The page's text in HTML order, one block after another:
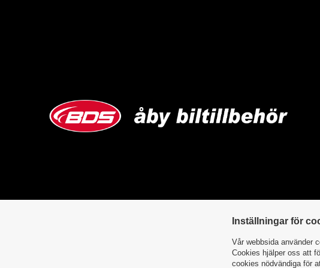
Inställningar för
Vår webbsida använder
Cookies hjälper oss att
cookies nödvändiga för